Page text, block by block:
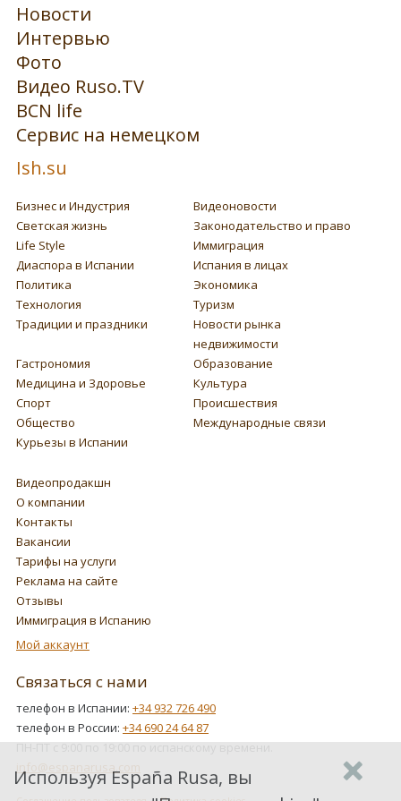
Новости
Интервью
Фото
Видео Ruso.TV
BCN life
Сервис на немецком
Ish.su
Бизнес и Индустрия
Видеоновости
Светская жизнь
Законодательство и право
Life Style
Иммиграция
Диаспора в Испании
Испания в лицах
Политика
Экономика
Технология
Туризм
Традиции и праздники
Новости рынка
недвижимости
Гастрономия
Образование
Медицина и Здоровье
Культура
Спорт
Происшествия
Общество
Международные связи
Курьезы в Испании
Видеопродакшн
О компании
Контакты
Вакансии
Тарифы на услуги
Реклама на сайте
Отзывы
Иммиграция в Испанию
Мой аккаунт
Связаться с нами
телефон в Испании: +34 932 726 490
телефон в России: +34 690 24 64 87
info@espanarusa.com
Используя España Rusa, вы